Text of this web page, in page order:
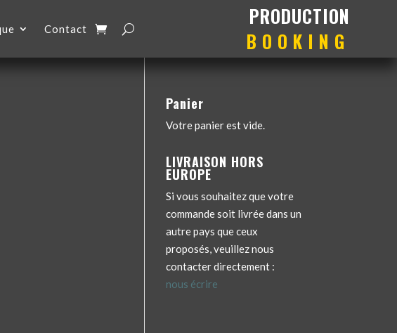
Contact production
booking
Panier
Votre panier est vide.
LIVRAISON HORS
EUROPE
Si vous souhaitez que votre
commande soit livrée dans un
autre pays que ceux
proposés, veuillez nous
contacter directement :
nous écrire